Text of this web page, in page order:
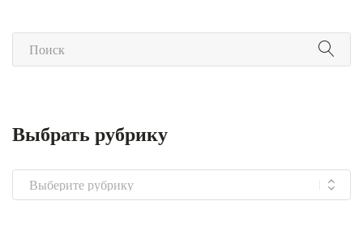
Выбрать рубрику
Выбрать
рубрику